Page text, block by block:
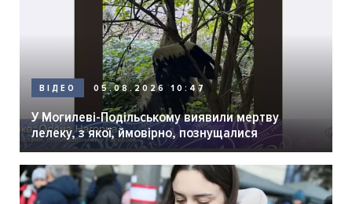
ВІДЕО 05.08.2026 10:47
У Могилеві-Подільському виявили мертву
лелеку, з якої, ймовірно, познущалися